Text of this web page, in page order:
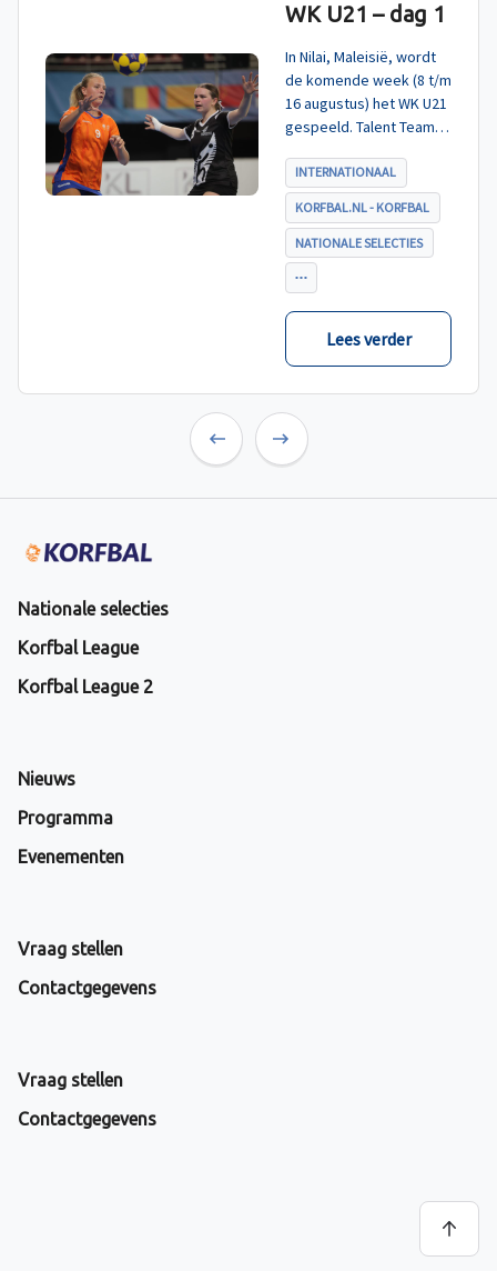
WK U21 – dag 1
In Nilai, Maleisië, wordt
de komende week (8 t/m
16 augustus) het WK U21
gespeeld. Talent TeamNL
poule A, met Nieuw-
Zeeland, Hong Kong
China en India. De eerste
wedstrijd, tegen Nieuw-
Zeeland U21, werd zoals
verwacht met ruime
cijfers gewonnen.
INTERNATIONAAL
KORFBAL.NL - KORFBAL
NATIONALE SELECTIES
Lees verder
Nationale selecties
Korfbal League
Korfbal League 2
Nieuws
Programma
Evenementen
Vraag stellen
Contactgegevens
Vraag stellen
Contactgegevens